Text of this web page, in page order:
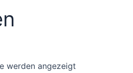
werden angezeigt